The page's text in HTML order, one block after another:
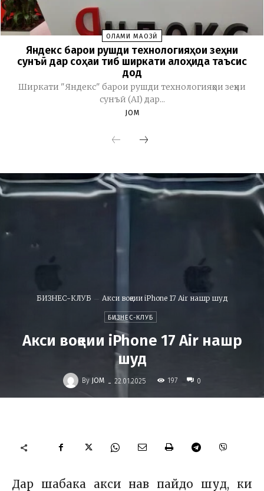
ОЛАМИ МАҶОЗӢ
Яндекс барои рушди технологияҳои зеҳни
сунъӣ дар соҳаи тиб ширкати алоҳида таъсис
дод
Ширкати "Яндекс" барои рушди технологияҳои зеҳни
сунъӣ (AI) дар...
JOM